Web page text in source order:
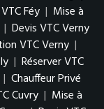
Féy | Mise à
| Devis VTC Verny
VTC Verny |
| Réserver VTC
| Chauffeur Privé
Cuvry | Mise à